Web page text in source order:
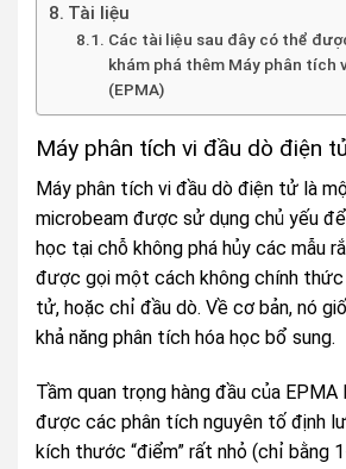
Tài liệu
Các tài liệu sau đây có thể
khám phá thêm Máy phân tích
(EPMA)
Máy phân tích vi đầu dò điện
Máy phân tích vi đầu dò điện tử là
microbeam được sử dụng chủ yếu
học tại chỗ không phá hủy các mẫu
được gọi một cách không chính thức
tử, hoặc chỉ đầu dò. Về cơ bản, nó
khả năng phân tích hóa học bổ sung.
Tầm quan trọng hàng đầu của EPMA
được các phân tích nguyên tố định
kích thước “điểm” rất nhỏ (chỉ bằng